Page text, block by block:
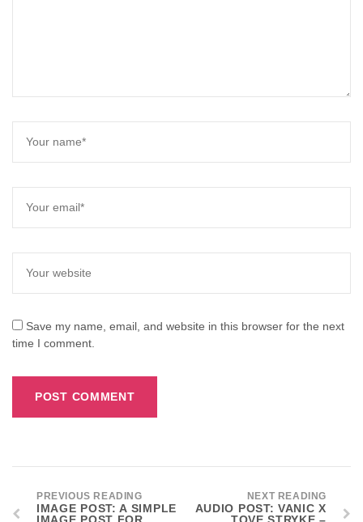
Save my name, email, and website in this browser for the next
time I comment.
PREVIOUS READING
IMAGE POST: A SIMPLE
IMAGE POST FOR
NEXT READING
AUDIO POST: VANIC X
TOVE STRYKE –